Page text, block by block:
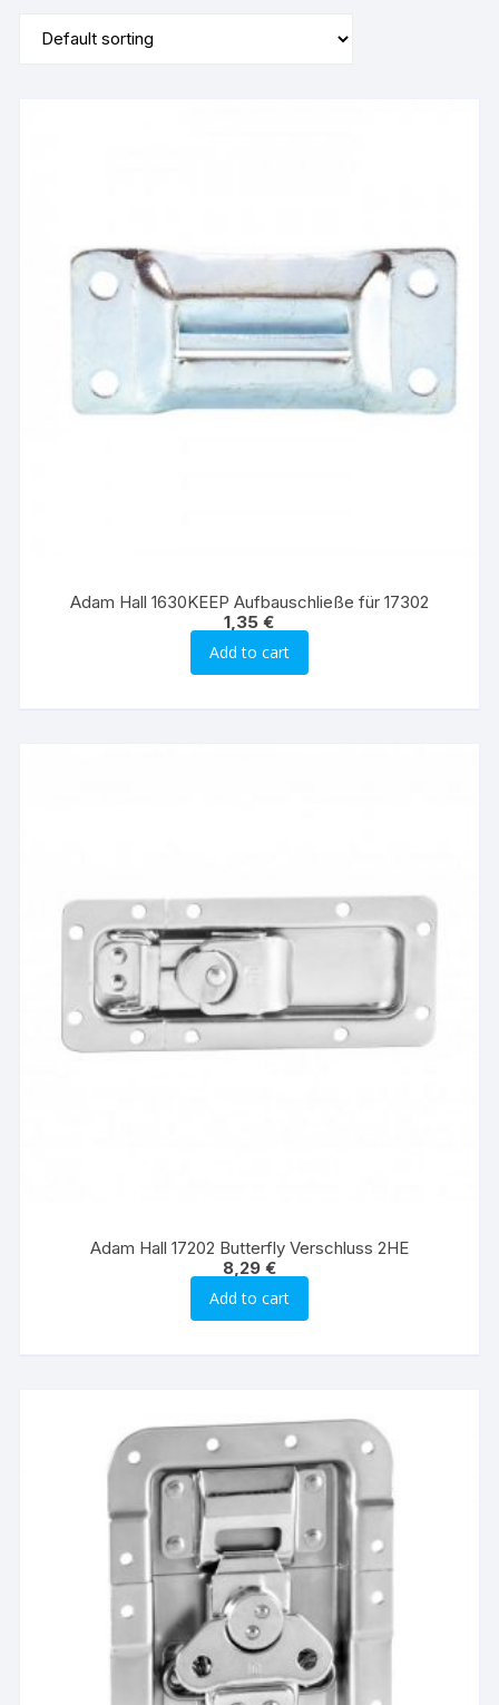
Adam Hall 1630KEEP Aufbauschließe für 17302
1,35€
Add to cart
Adam Hall 17202 Butterfly Verschluss 2HE
8,29 €
Add to cart